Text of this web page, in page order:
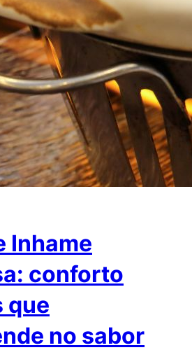
Inhame
conforto
que
no sabor